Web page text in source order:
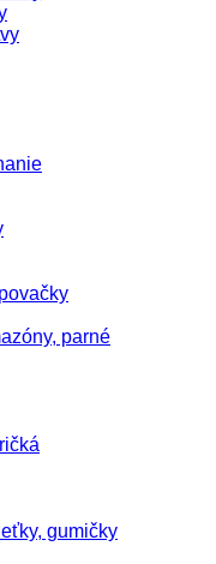
parné
gumičky